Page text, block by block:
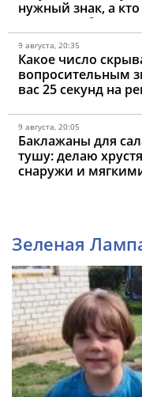
нужный знак, а
что ждать больше
9 августа, 20:35
Какое число
вопросительным
вас 25 секунд на
9 августа, 20:05
Баклажаны для
тушу: делаю
снаружи и
Зеленая